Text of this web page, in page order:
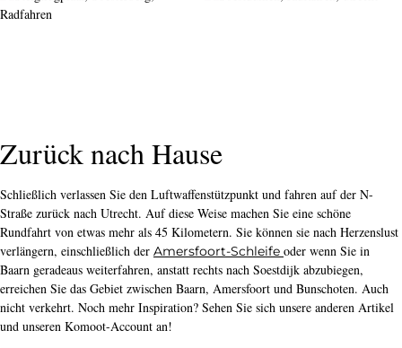
Zurück nach Hause
Schließlich verlassen Sie den Luftwaffenstützpunkt und fahren auf der N-
Straße zurück nach Utrecht. Auf diese Weise machen Sie eine schöne
Rundfahrt von etwas mehr als 45 Kilometern. Sie können sie nach Herzenslust
verlängern, einschließlich der Amersfoort-Schleife oder wenn Sie in
Baarn geradeaus weiterfahren, anstatt rechts nach Soestdijk abzubiegen,
erreichen Sie das Gebiet zwischen Baarn, Amersfoort und Bunschoten. Auch
nicht verkehrt. Noch mehr Inspiration? Sehen Sie sich unsere anderen Artikel
und unseren Komoot-Account an!